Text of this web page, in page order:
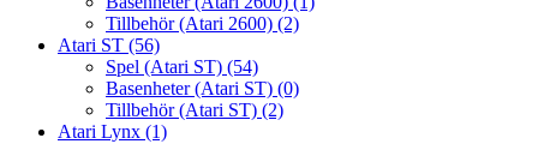
Tillbehör (Atari 2600) (2)
Atari ST (56)
Spel (Atari ST) (54)
Basenheter (Atari ST) (0)
Tillbehör (Atari ST) (2)
Atari Lynx (1)